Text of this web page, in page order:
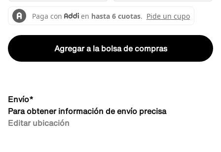
Agregar a la bolsa de compras
Envío*
Para obtener información de envío precisa
Editar ubicación